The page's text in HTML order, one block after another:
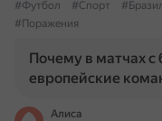
#Футбол #Спорт
#Поражения
Почему в матчах
европейские
Алиса